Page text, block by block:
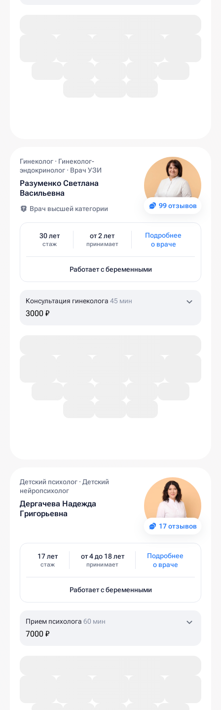
99 отзывов
Гинеколог · Гинеколог-
эндокринолог · Врач УЗИ
Разуменко Светлана
Васильевна
Врач высшей категории
30 лет
стаж
от 2 лет
принимает
Подробнее
о враче
Работает с беременными
Консультация гинеколога 45 мин
3000 ₽
17 отзывов
Детский психолог · Детский
нейропсихолог
Дергачева Надежда
Григорьевна
17 лет
стаж
от 4 до 18 лет
принимает
Подробнее
о враче
Работает с беременными
Прием психолога 60 мин
7000 ₽